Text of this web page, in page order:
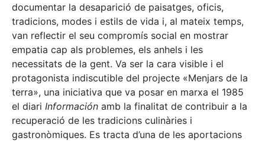
documentar la desaparició de paisatges, oficis,
tradicions, modes i estils de vida i, al mateix temps,
van reflectir el seu compromís social en mostrar
empatia cap als problemes, els anhels i les
necessitats de la gent. Va ser la cara visible i el
protagonista indiscutible del projecte «Menjars de la
terra», una iniciativa que va posar en marxa el 1985
el diari Información amb la finalitat de contribuir a la
recuperació de les tradicions culinàries i
gastronòmiques. Es tracta d’una de les aportacions